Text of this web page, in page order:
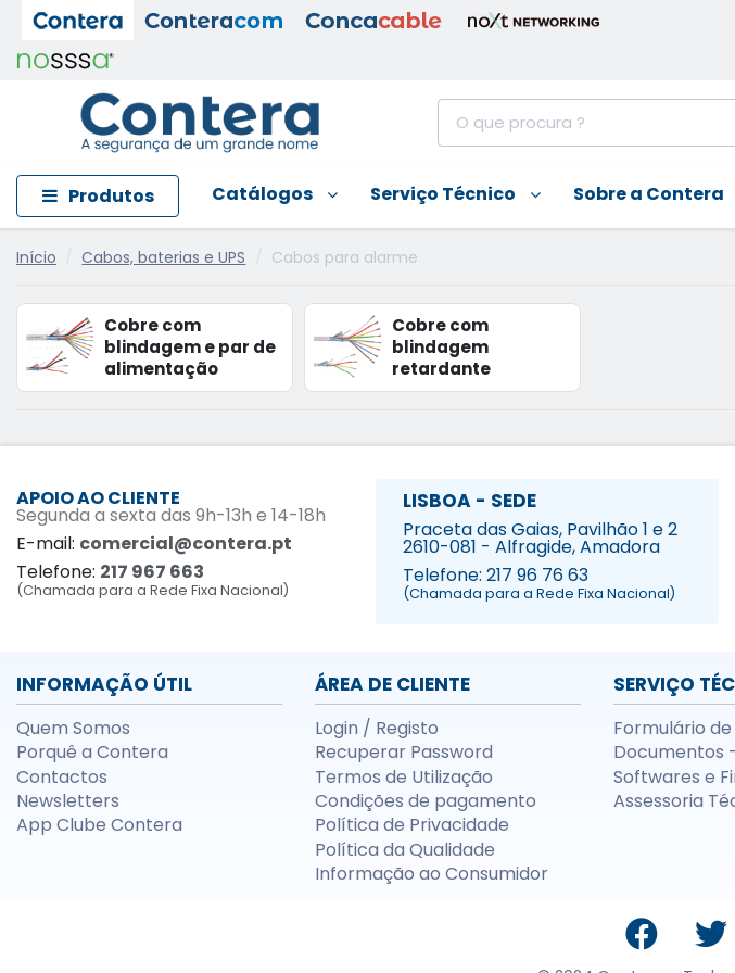
Produtos Catálogos Serviço Técnico Sobre a Contera
Início Cabos, baterias e UPS Cabos para alarme
Cobre com
blindagem e par de
alimentação
Cobre com
blindagem
retardante
APOIO AO CLIENTE
Segunda a sexta das 9h-13h e 14-18h
E-mail: comercial@contera.pt
Telefone: 217 967 663
(Chamada para a Rede Fixa Nacional)
LISBOA - SEDE
Praceta das Gaias, Pavilhão 1 e 2
2610-081 - Alfragide, Amadora
Telefone: 217 96 76 63
(Chamada para a Rede Fixa Nacional)
INFORMAÇÃO ÚTIL
Quem Somos
Porquê a Contera
Contactos
Newsletters
App Clube Contera
ÁREA DE CLIENTE
Login / Registo
Recuperar Password
Termos de Utilização
Condições de pagamento
Política de Privacidade
Política da Qualidade
Informação ao Consumidor
SERVIÇO
Formulário de
Documentos
Softwares e
Assessoria